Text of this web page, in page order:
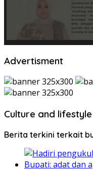
Advertisment
Culture and lifestyle
Berita terkini terkait